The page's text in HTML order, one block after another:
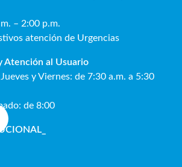
– 2:00 p.m.
atención de Urgencias
Atención al Usuario
y Viernes: de 7:30 a.m. a 5:30
de 8:00